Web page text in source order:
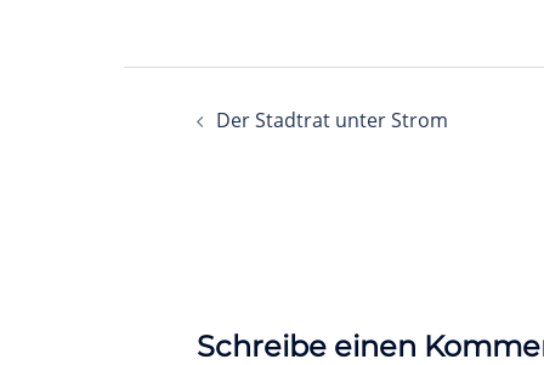
Der Stadtrat unter Strom
Schreibe einen